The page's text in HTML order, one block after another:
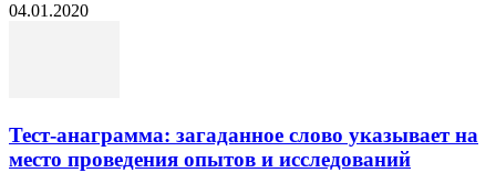
04.01.2020
Тест-анаграмма: загаданное слово указывает на
место проведения опытов и исследований